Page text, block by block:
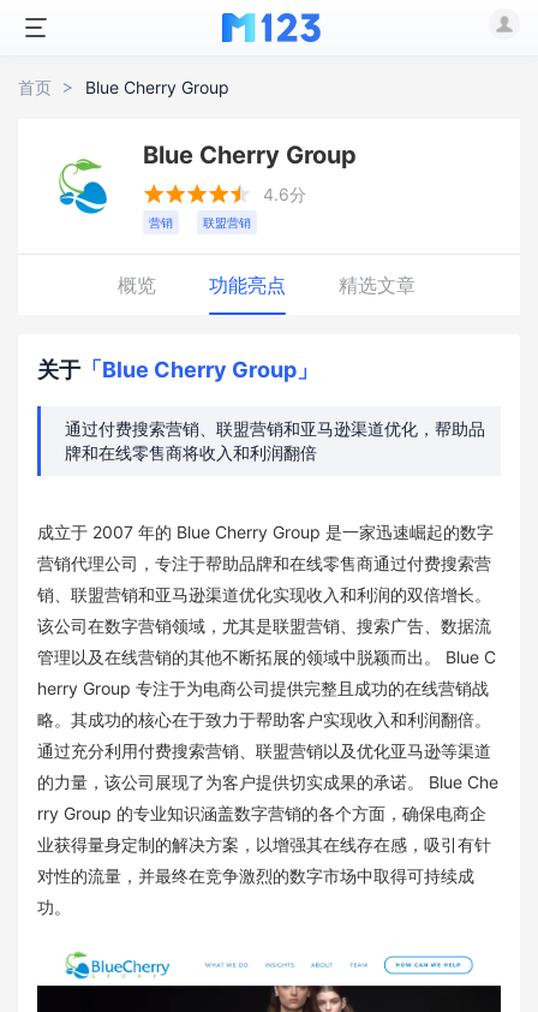
首页 Blue Cherry Group
Blue Cherry Group
 4.6分
营销 联盟营销
概览 功能亮点 精选文章
关于 「Blue Cherry Group」
通过付费搜索营销、联盟营销和亚马逊渠道优化，帮助品
牌和在线零售商将收入和利润翻倍
成立于 2007 年的 Blue Cherry Group 是一家迅速崛起的数字
营销代理公司，专注于帮助品牌和在线零售商通过付费搜索营
销、联盟营销和亚马逊渠道优化实现收入和利润的双倍增长。
该公司在数字营销领域，尤其是联盟营销、搜索广告、数据流
管理以及在线营销的其他不断拓展的领域中脱颖而出。 Blue C
herry Group 专注于为电商公司提供完整且成功的在线营销战
略。其成功的核心在于致力于帮助客户实现收入和利润翻倍。
通过充分利用付费搜索营销、联盟营销以及优化亚马逊等渠道
的力量，该公司展现了为客户提供切实成果的承诺。 Blue Che
rry Group 的专业知识涵盖数字营销的各个方面，确保电商企
业获得量身定制的解决方案，以增强其在线存在感，吸引有针
对性的流量，并最终在竞争激烈的数字市场中取得可持续成
功。